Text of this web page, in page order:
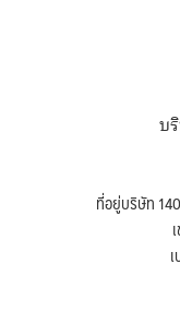
บ
ที่อยู่บริษัท